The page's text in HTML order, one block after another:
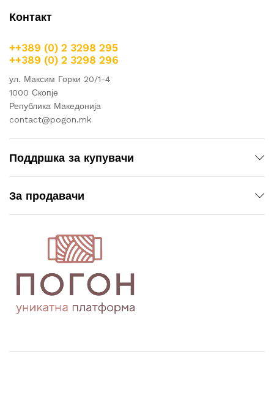
Контакт
++389 (0) 2 3298 295
++389 (0) 2 3298 296
ул. Максим Горки 20/1-4
1000 Скопје
Република Македонија
contact@pogon.mk
Поддршка за купувачи
За продавачи